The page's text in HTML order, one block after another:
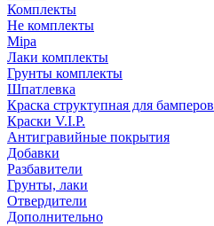
Комплекты
Не комплекты
Mipa
Лаки комплекты
Грунты комплекты
Шпатлевка
Краска структупная для бамперов
Краски V.I.P.
Антигравийные покрытия
Добавки
Разбавители
Грунты, лаки
Отвердители
Дополнительно